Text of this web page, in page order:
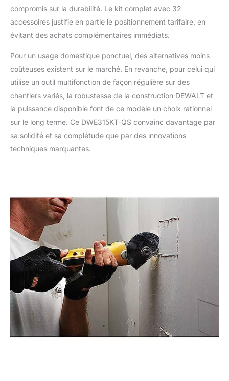
compromis sur la durabilité. Le kit complet avec 32
accessoires justifie en partie le positionnement tarifaire, en
évitant des achats complémentaires immédiats.
Pour un usage domestique ponctuel, des alternatives moins
coûteuses existent sur le marché. En revanche, pour celui qui
utilise un outil multifonction de façon régulière sur des
chantiers variés, la robustesse de la construction DEWALT et
la puissance disponible font de ce modèle un choix rationnel
sur le long terme. Ce DWE315KT-QS convainc davantage par
sa solidité et sa complétude que par des innovations
techniques marquantes.